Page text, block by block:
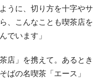
うに、切り方を十字やサ
、こんなことも喫茶店を
でいます」
店」を携えて。あるとき
ばの名喫茶「エース」